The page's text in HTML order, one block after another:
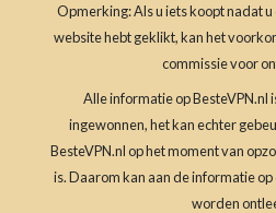
Opmerking: Als u iets koopt nadat
website hebt geklikt, kan het
commissie voor
Alle informatie op BesteVPN.nl
ingewonnen, het kan echter
BesteVPN.nl op het moment van
is. Daarom kan aan de informatie
worden